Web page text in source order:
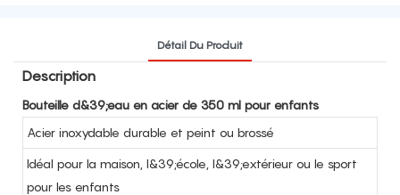
Détail Du Produit
Description
Bouteille d&39;eau en acier de 350 ml pour enfants
Acier inoxydable durable et peint ou brossé
Idéal pour la maison, l&39;école, l&39;extérieur ou le sport
pour les enfants